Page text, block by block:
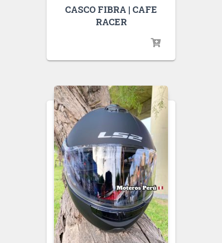
CASCO FIBRA | CAFE
RACER